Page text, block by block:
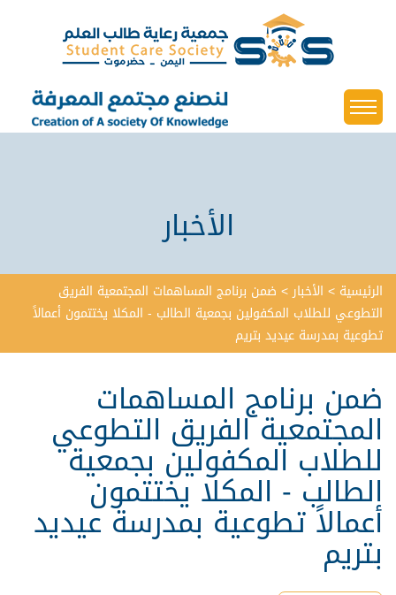
الأخبار
الرئيسية > الأخبار> ضمن برنامج المساهمات المجتمعية الفريق
التطوعي للطلاب المكفولين بجمعية الطالب - المكلا يختتمون أعمالاً
تطوعية بمدرسة عيديد بتريم
ضمن برنامج المساهمات
المجتمعية الفريق التطوعي
للطلاب المكفولين بجمعية
الطالب - المكلا يختتمون
أعمالاً تطوعية بمدرسة عيديد
بتريم